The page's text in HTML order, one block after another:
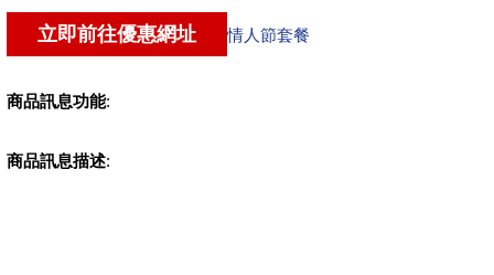
情人節套餐
商品訊息功能:
商品訊息描述: